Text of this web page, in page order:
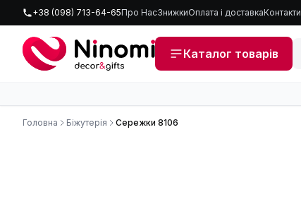
+38 (098) 713-64-65Про НасЗнижкиОплата і доставкаКонтакти
Каталог товарів
Головна Біжутерія Сережки 8106